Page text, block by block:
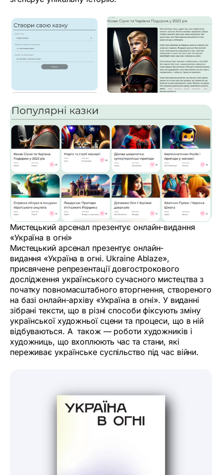
Мистецький арсенал презентує онлайн-видання
«Україна в огні»
Мистецький арсенал презентує онлайн-
видання «Україна в огні. Ukraine Ablaze»,
присвячене репрезентації довгострокового
дослідження українського сучасного мистецтва з
початку повномасштабного вторгнення, створеного
на базі онлайн-архіву «Україна в огні». У виданні
зібрані тексти, що в різні способи фіксують зміну
української художньої сцени та процеси, що в ній
відбуваються. А також — роботи художників і
художниць, що вхоплюють час та стани, які
переживає українське суспільство під час війни.